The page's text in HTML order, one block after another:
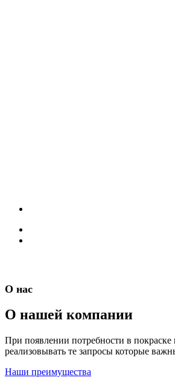
О нас
О нашей компании
При появлении потребности в покраске
реализовывать те запросы которые
Наши преимущества